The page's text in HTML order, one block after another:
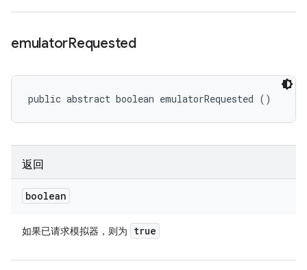
emulatorRequested
public abstract boolean emulatorRequested ()
返回
boolean
如果已请求模拟器，则为 true